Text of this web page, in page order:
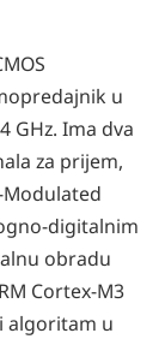
u
GHz. Ima dva
za prijem,
Modulated
digitalnim
obradu
Cortex-M3
algoritam u